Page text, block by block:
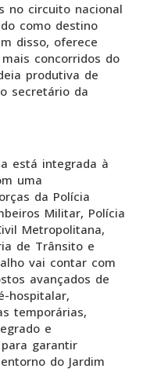
no circuito nacional
como destino
disso, oferece
concorridos do
produtiva de
secretário da
está integrada à
uma
da Polícia
Militar, Polícia
Metropolitana,
de Trânsito e
vai contar com
avançados de
hospitalar,
temporárias,
e
garantir
do Jardim